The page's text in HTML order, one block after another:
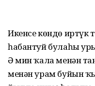
Икенсе көндө иртүк
һабантуй булаһы
Ә мин ҡала менән
менән урам буйын